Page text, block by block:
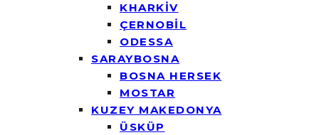
KHARKİV
ÇERNOBİL
ODESSA
SARAYBOSNA
BOSNA HERSEK
MOSTAR
KUZEY MAKEDONYA
ÜSKÜP